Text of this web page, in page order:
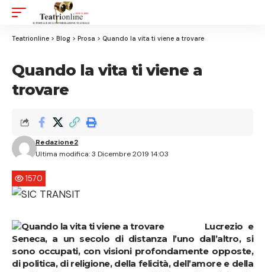
Teatrionline > Blog > Prosa > Quando la vita ti viene a trovare
Quando la vita ti viene a
trovare
Ultima modifica: 3 Dicembre 2019 14:03
Redazione2
1570
Lucrezio e
Seneca, a un secolo di distanza l’uno dall’altro, si
sono occupati, con visioni profondamente opposte,
di politica, di religione, della felicità, dell’amore e della